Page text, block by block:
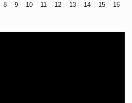
8 9 10 11 12 13 14 15
16